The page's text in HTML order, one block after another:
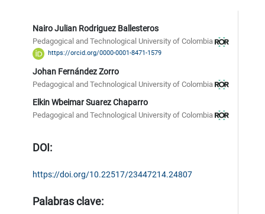
Nairo Julian Rodriguez Ballesteros
Pedagogical and Technological University of Colombia
https://orcid.org/0000-0001-8471-1579
Johan Fernández Zorro
Pedagogical and Technological University of Colombia
Elkin Wbeimar Suarez Chaparro
Pedagogical and Technological University of Colombia
DOI:
https://doi.org/10.22517/23447214.24807
Palabras clave: